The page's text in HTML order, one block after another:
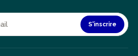
S'inscrire